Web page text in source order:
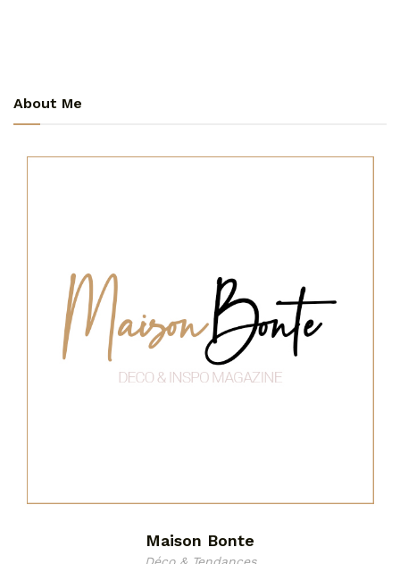
About Me
Maison Bonte